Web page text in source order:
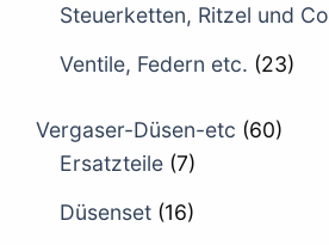
Steuerketten, Ritzel und Co
Ventile, Federn etc. (23)
Vergaser-Düsen-etc (60)
Ersatzteile (7)
Düsenset (16)